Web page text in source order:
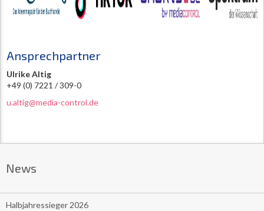
Ansprechpartner
Ulrike Altig
+49 (0) 7221 / 309-0
u.altig@media-control.de
News
Halbjahressieger 2026